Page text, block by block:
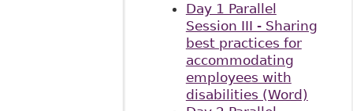
Day 1 Parallel
Session III - Sharing
best practices for
accommodating
employees with
disabilities (Word)